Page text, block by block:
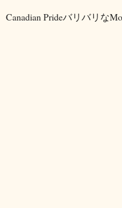
Canadian Prideバリバリな